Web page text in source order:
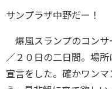
サンプラザ中野だー！
爆風スランプのコンサ
／２０日の二日間。場
宣言をした。確かワン